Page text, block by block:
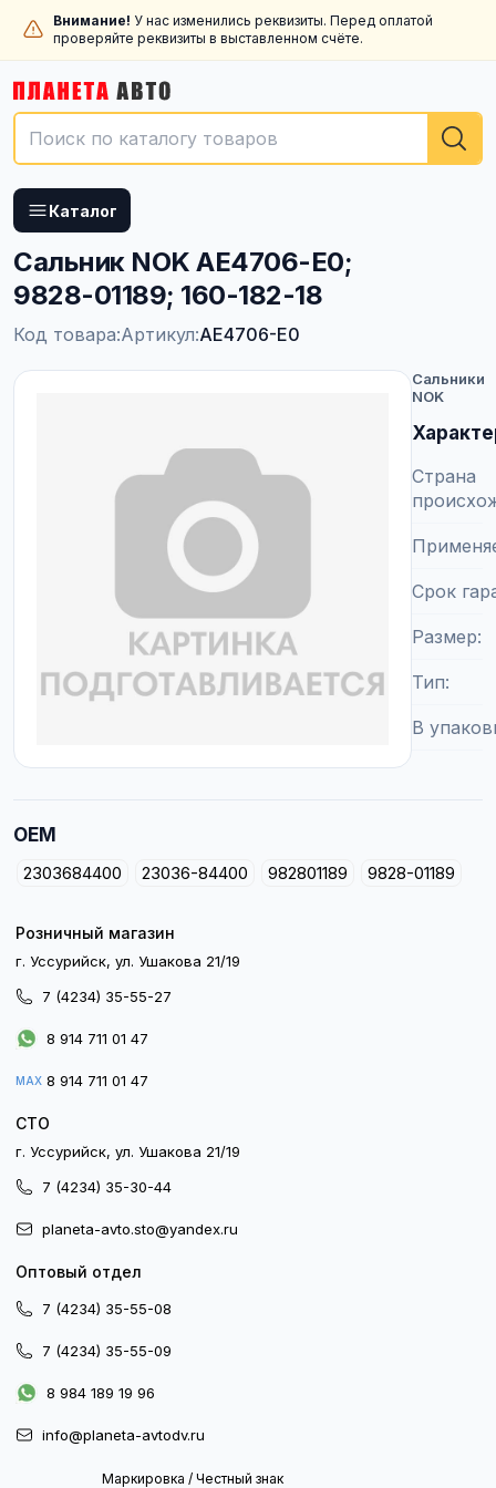
Внимание! У нас изменились реквизиты. Перед оплатой
проверяйте реквизиты в выставленном счёте.
Каталог
Сальник NOK AE4706-E0;
9828-01189; 160-182-18
Код товара:Артикул:AE4706-E0
Сальники
NOK
Страна
Срок
Размер
Тип
В
OEM
2303684400 23036-84400 982801189 9828-01189
Розничный магазин
г. Уссурийск, ул. Ушакова 21/19
7 (4234) 35-55-27
8 914 711 01 47
MAX 8 914 711 01 47
СТО
г. Уссурийск, ул. Ушакова 21/19
7 (4234) 35-30-44
planeta-avto.sto@yandex.ru
Оптовый отдел
7 (4234) 35-55-08
7 (4234) 35-55-09
8 984 189 19 96
info@planeta-avtodv.ru
Маркировка / Честный знак